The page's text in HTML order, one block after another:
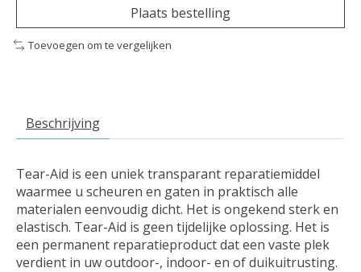
Plaats bestelling
Toevoegen om te vergelijken
Beschrijving
Tear-Aid is een uniek transparant reparatiemiddel
waarmee u scheuren en gaten in praktisch alle
materialen eenvoudig dicht. Het is ongekend sterk en
elastisch. Tear-Aid is geen tijdelijke oplossing. Het is
een permanent reparatieproduct dat een vaste plek
verdient in uw outdoor-, indoor- en of duikuitrusting.